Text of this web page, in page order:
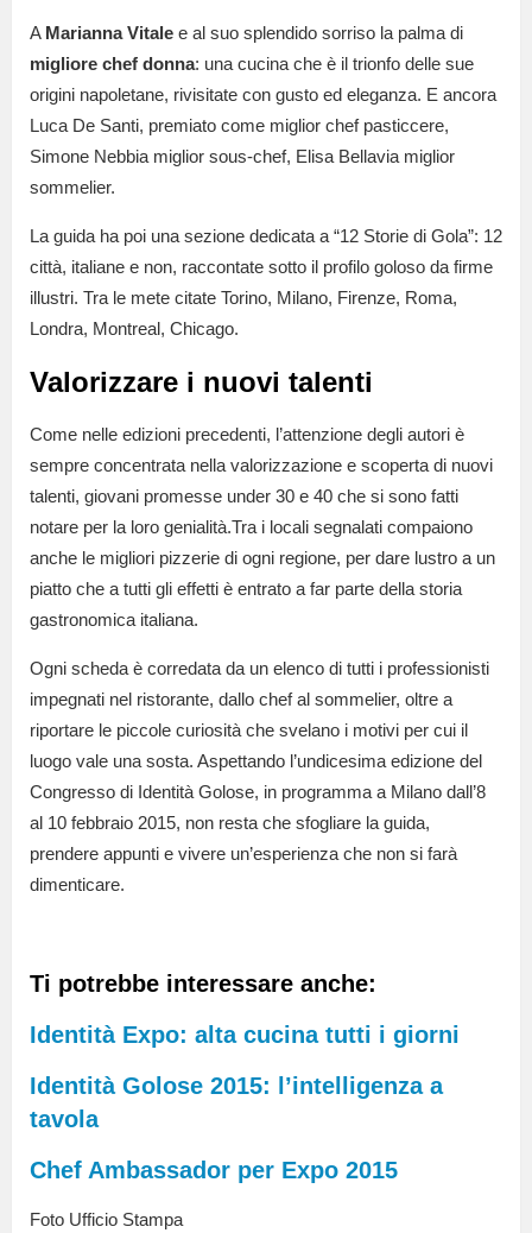
A Marianna Vitale e al suo splendido sorriso la palma di
migliore chef donna: una cucina che è il trionfo delle sue
origini napoletane, rivisitate con gusto ed eleganza. E ancora
Luca De Santi, premiato come miglior chef pasticcere,
Simone Nebbia miglior sous-chef, Elisa Bellavia miglior
sommelier.
La guida ha poi una sezione dedicata a “12 Storie di Gola”: 12
città, italiane e non, raccontate sotto il profilo goloso da firme
illustri. Tra le mete citate Torino, Milano, Firenze, Roma,
Londra, Montreal, Chicago.
Valorizzare i nuovi talenti
Come nelle edizioni precedenti, l’attenzione degli autori è
sempre concentrata nella valorizzazione e scoperta di nuovi
talenti, giovani promesse under 30 e 40 che si sono fatti
notare per la loro genialità.Tra i locali segnalati compaiono
anche le migliori pizzerie di ogni regione, per dare lustro a un
piatto che a tutti gli effetti è entrato a far parte della storia
gastronomica italiana.
Ogni scheda è corredata da un elenco di tutti i professionisti
impegnati nel ristorante, dallo chef al sommelier, oltre a
riportare le piccole curiosità che svelano i motivi per cui il
luogo vale una sosta. Aspettando l’undicesima edizione del
Congresso di Identità Golose, in programma a Milano dall’8
al 10 febbraio 2015, non resta che sfogliare la guida,
prendere appunti e vivere un’esperienza che non si farà
dimenticare.
Ti potrebbe interessare anche:
Identità Expo: alta cucina tutti i giorni
Identità Golose 2015: l’intelligenza a
tavola
Chef Ambassador per Expo 2015
Foto Ufficio Stampa